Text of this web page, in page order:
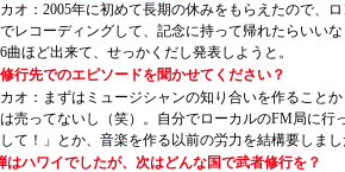
オ：2005年に初めて長期の休みをもらえたので、
レコーディングして、記念に持って帰れたらいい
曲ほど出来て、せっかくだし発表しようと。
先でのエピソードを聞かせてください？
オ：まずはミュージシャンの知り合いを作ること
売ってないし（笑）。自分でローカルのFM局に
て！」とか、音楽を作る以前の労力を結構要しま
ハワイでしたが、次はどんな国で武者修行を？